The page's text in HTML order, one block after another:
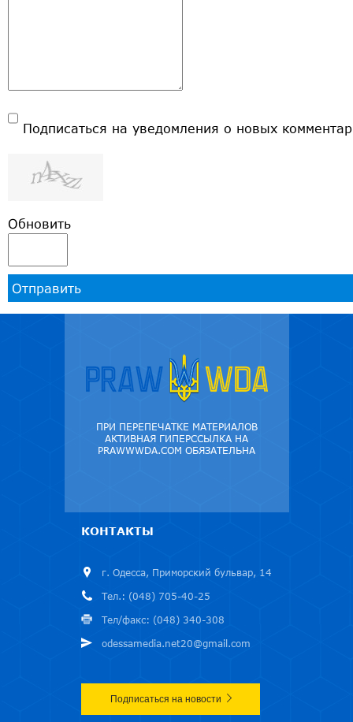
Подписаться на уведомления о новых
Обновить
Отправить
ПРИ ПЕРЕПЕЧАТКЕ МАТЕРИАЛОВ
АКТИВНАЯ ГИПЕРССЫЛКА НА
PRAWWWDA.COM ОБЯЗАТЕЛЬНА
КОНТАКТЫ
г. Одесса, Приморский бульвар, 14
Тел.: (048) 705-40-25
Тел/факс: (048) 340-308
odessamedia.net20@gmail.com
Подписаться на новости